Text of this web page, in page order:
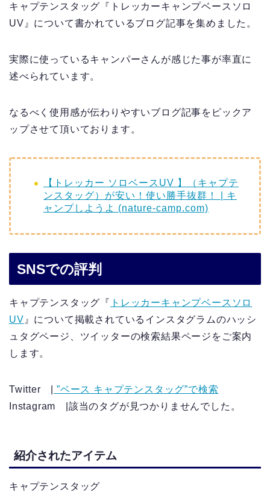
キャプテンスタッグ『トレッカーキャンプベースソロ
UV』について書かれているブログ記事を集めました。
実際に使っているキャンパーさんが感じた事が率直に
述べられています。
なるべく使用感が伝わりやすいブログ記事をピックア
ップさせて頂いております。
【トレッカー ソロベースUV 】（キャプテ
ンスタッグ）が安い！使い勝手抜群！ | キ
ャンプしようよ (nature-camp.com)
SNSでの評判
キャプテンスタッグ『 トレッカーキャンプベースソロ
UV 』について掲載されているインスタグラムのハッシ
ュタグページ、ツイッターの検索結果ページをご案内
します。
Twitter |
”ベース キャプテンスタッグ”で検索
Instagram |該当のタグが見つかりませんでした。
紹介されたアイテム
キャプテンスタッグ